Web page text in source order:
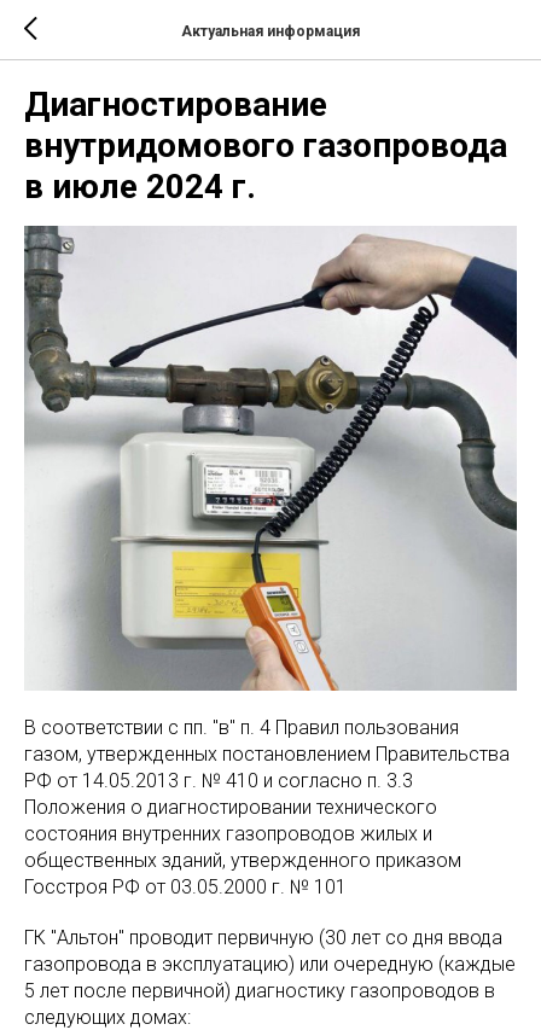
Актуальная информация
Диагностирование
внутридомового газопровода
в июле 2024 г.
В соответствии с пп. "в" п. 4 Правил пользования
газом, утвержденных постановлением Правительства
РФ от 14.05.2013 г. № 410 и согласно п. 3.3
Положения о диагностировании технического
состояния внутренних газопроводов жилых и
общественных зданий, утвержденного приказом
Госстроя РФ от 03.05.2000 г. № 101
ГК "Альтон" проводит первичную (30 лет со дня ввода
газопровода в эксплуатацию) или очередную (каждые
5 лет после первичной) диагностику газопроводов в
следующих домах: